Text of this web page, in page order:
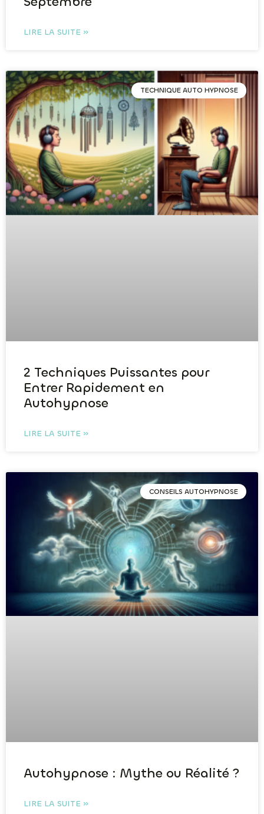
LIRE LA SUITE »
TECHNIQUE AUTO HYPNOSE
2 Techniques Puissantes pour
Entrer Rapidement en
Autohypnose
LIRE LA SUITE »
CONSEILS AUTOHYPNOSE
Autohypnose : Mythe ou Réalité ?
LIRE LA SUITE »